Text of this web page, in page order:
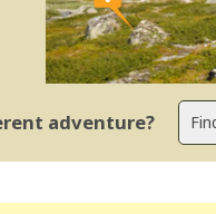
adventure?